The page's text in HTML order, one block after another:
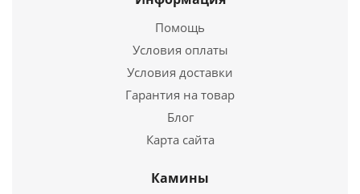
Помощь
Условия оплаты
Условия доставки
Гарантия на товар
Блог
Карта сайта
Камины